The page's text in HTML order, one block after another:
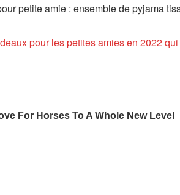
petite amie : ensemble de pyjama